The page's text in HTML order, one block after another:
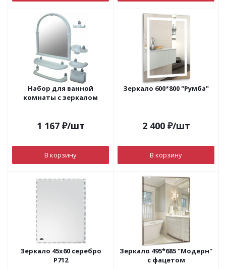
Набор для ванной
комнаты с зеркалом
1 167₽/шт
В корзину
Зеркало 600*800 "Румба"
2 400₽/шт
В корзину
Зеркало 45х60 серебро
Р712
Зеркало 495*685 "Модерн"
с фацетом